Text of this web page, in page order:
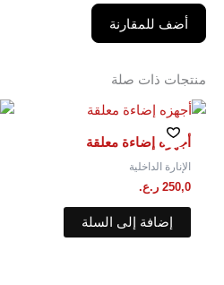
أضف للمقارنة
منتجات ذات صلة
أجهزه إضاءة معلقة
الإنارة الداخلية
250,0 ر.ع.
إضافة إلى السلة